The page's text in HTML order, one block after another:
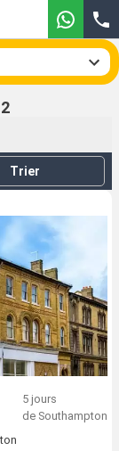
Trier
5 jours
de Southampton